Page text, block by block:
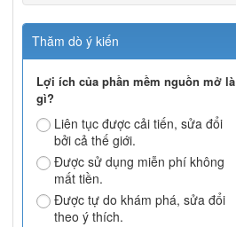
Thăm dò ý kiến
Lợi ích của phần mềm nguồn mở là
gì?
Liên tục được cải tiến, sửa đổi
bởi cả thế giới.
Được sử dụng miễn phí không
mất tiền.
Được tự do khám phá, sửa đổi
theo ý thích.